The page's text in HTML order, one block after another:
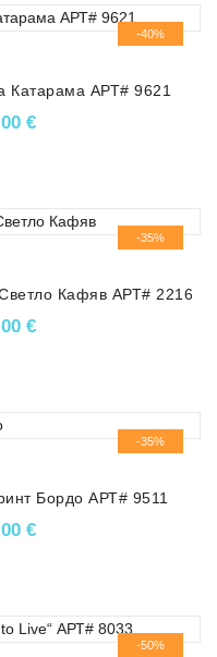
-40%
Катарама АРТ# 9621
price was: 60.00 €.
€Текущата цена е:
-35%
Кафяв АРТ# 2216
price was: 66.00 €.
€Текущата цена е:
-35%
Бордо АРТ# 9511
price was: 64.00 €.
€Текущата цена е:
-50%